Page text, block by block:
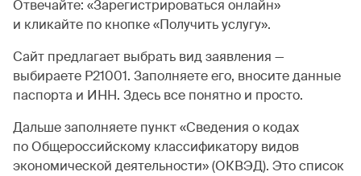
Отвечайте: «Зарегистрироваться онлайн»
и кликайте по кнопке «Получить услугу».
Сайт предлагает выбрать вид заявления —
выбираете Р21001. Заполняете его, вносите данные
паспорта и ИНН. Здесь все понятно и просто.
Дальше заполняете пункт «Сведения о кодах
по Общероссийскому классификатору видов
экономической деятельности» (ОКВЭД). Это список